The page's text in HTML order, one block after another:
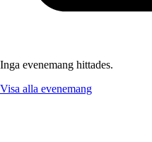
Inga evenemang hittades.
Visa alla evenemang